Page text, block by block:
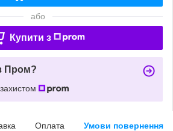
або
Купити з
Пром?
Оплата Умови повернення